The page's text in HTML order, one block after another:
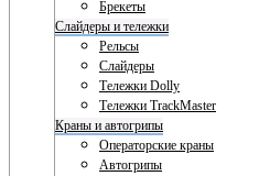
Брекеты
Слайдеры и тележки
Рельсы
Слайдеры
Тележки Dolly
Тележки TrackMaster
Краны и автогрипы
Операторские краны
Автогрипы